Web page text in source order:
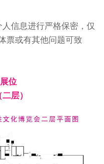
信息进行严格保密，仅
票或有其他问题可致
位
层）